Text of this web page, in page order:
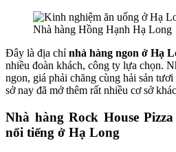
Nhà hàng Hồng Hạnh Hạ Long
Đây là địa chỉ nhà hàng ngon ở Hạ
nhiều đoàn khách, công ty lựa chọn.
ngon, giá phải chăng cùng hải sản
sở nay đã mở thêm rất nhiều cơ sở
Nhà hàng Rock House
nổi tiếng ở Hạ Long